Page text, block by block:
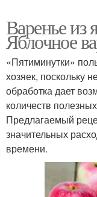
Варенье из
Яблочное
«Пятиминутки»
хозяек, поскольку
обработка дает
количеств
Предлагаемый
значительных
времени.